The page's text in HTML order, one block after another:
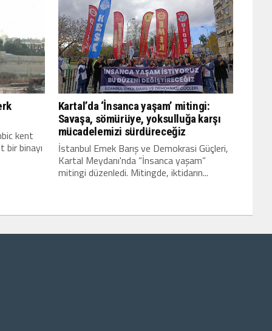
kent
bir binayı
Kartal’da ‘İnsanca yaşam’ mitingi:
Savaşa, sömürüye, yoksulluğa karşı
mücadelemizi sürdüreceğiz
İstanbul Emek Barış ve Demokrasi Güçleri,
Kartal Meydanı'nda “İnsanca yaşam”
mitingi düzenledi. Mitingde, iktidarın...